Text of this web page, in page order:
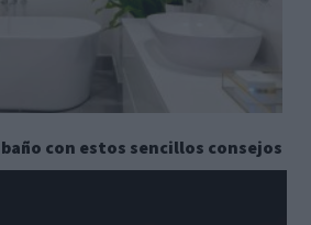
con estos sencillos consejos